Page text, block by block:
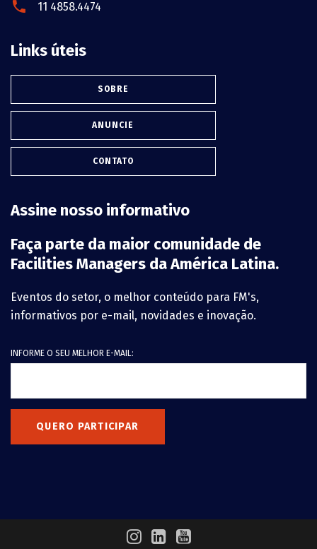
11 4858.4474
Links úteis
SOBRE
ANUNCIE
CONTATO
Assine nosso informativo
Faça parte da maior comunidade de
Facilities Managers da América Latina.
Eventos do setor, o melhor conteúdo para FM's,
informativos por e-mail, novidades e inovação.
INFORME O SEU MELHOR E-MAIL:
QUERO PARTICIPAR